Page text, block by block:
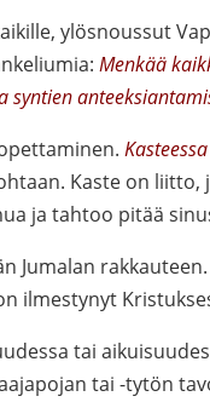
ylösnoussut
Menkää
Kasteessa
Kaste on liitto,
ja tahtoo pitää
Jumalan
ilmestynyt
tai
tai -tytön